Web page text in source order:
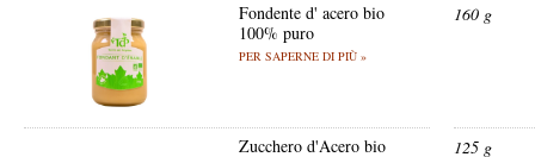
Fondente d' acero bio
100% puro
PER SAPERNE DI PIÙ »
160 g
Zucchero d'Acero bio
125 g